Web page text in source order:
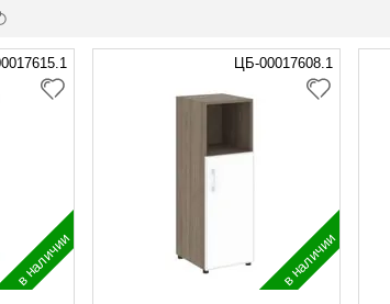
в наличии
ЦБ-00017608.1
в наличии